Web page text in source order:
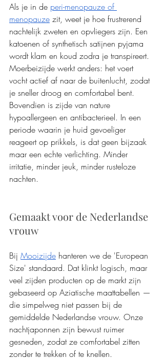
Als je in de peri-menopauze of
menopauze zit, weet je hoe frustrerend
nachtelijk zweten en opvliegers zijn. Een
katoenen of synthetisch satijnen pyjama
wordt klam en koud zodra je transpireert.
Moerbeizijde werkt anders: het voert
vocht actief af naar de buitenlucht, zodat
je sneller droog en comfortabel bent.
Bovendien is zijde van nature
hypoallergeen en antibacterieel. In een
periode waarin je huid gevoeliger
reageert op prikkels, is dat geen bijzaak
maar een echte verlichting. Minder
irritatie, minder jeuk, minder rusteloze
nachten.
Gemaakt voor de Nederlandse
vrouw
Bij Mooizijde hanteren we de 'European
Size' standaard. Dat klinkt logisch, maar
veel zijden producten op de markt zijn
gebaseerd op Aziatische maattabellen —
die simpelweg niet passen bij de
gemiddelde Nederlandse vrouw. Onze
nachtjaponnen zijn bewust ruimer
gesneden, zodat ze comfortabel zitten
zonder te trekken of te knellen.